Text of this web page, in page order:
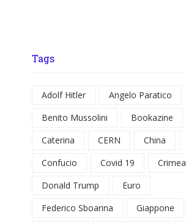
Tags
Adolf Hitler
Angelo Paratico
Benito Mussolini
Bookazine
Caterina
CERN China
Confucio
Covid 19
Crimea
Donald Trump
Euro
Federico Sboarina
Giappone